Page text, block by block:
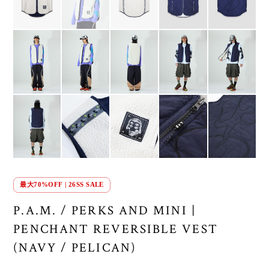
最大70%OFF | 26SS SALE
P.A.M. / PERKS AND MINI |
PENCHANT REVERSIBLE VEST
(NAVY / PELICAN)